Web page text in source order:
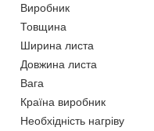
Виробник
Товщина
Ширина листа
Довжина листа
Вага
Країна виробник
Необхідність нагріву